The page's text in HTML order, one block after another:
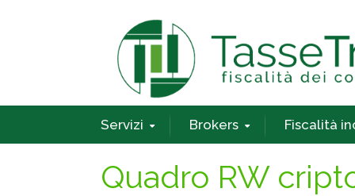
Servizi Brokers Fiscalità
Quadro RW